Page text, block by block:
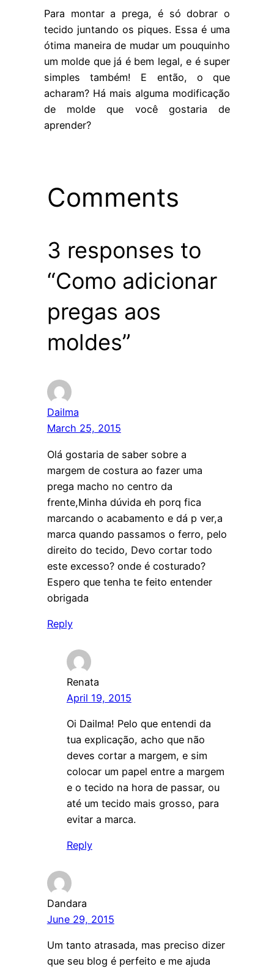
Para montar a prega, é só dobrar o
tecido juntando os piques. Essa é uma
ótima maneira de mudar um pouquinho
um molde que já é bem legal, e é super
simples também! E então, o que
acharam? Há mais alguma modificação
de molde que você gostaria de
aprender?
Comments
3 responses to
“Como adicionar
pregas aos
moldes”
Dailma
March 25, 2015
Olá gostaria de saber sobre a
margem de costura ao fazer uma
prega macho no centro da
frente,Minha dúvida eh porq fica
marcando o acabamento e dá p ver,a
marca quando passamos o ferro, pelo
direito do tecido, Devo cortar todo
este excesso? onde é costurado?
Espero que tenha te feito entender
obrigada
Reply
Renata
April 19, 2015
Oi Dailma! Pelo que entendi da
tua explicação, acho que não
deves cortar a margem, e sim
colocar um papel entre a margem
e o tecido na hora de passar, ou
até um tecido mais grosso, para
evitar a marca.
Reply
Dandara
June 29, 2015
Um tanto atrasada, mas preciso dizer
que seu blog é perfeito e me ajuda